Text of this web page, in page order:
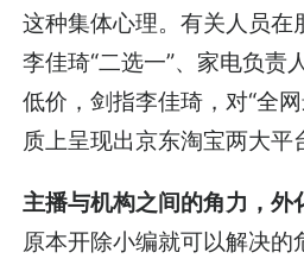
这种集体心理。有关人员在
李佳琦“二选一”、家电负责
低价，剑指李佳琦，对“全
质上呈现出京东淘宝两大平
主播与机构之间的角力，外
原本开除小编就可以解决的